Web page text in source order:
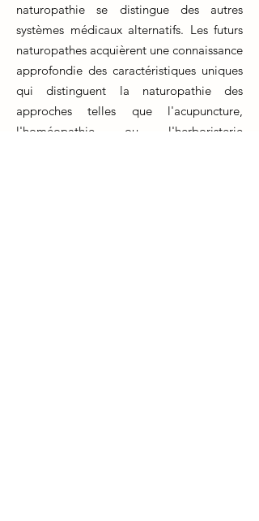
naturopathie se distingue des autres
systèmes médicaux alternatifs. Les futurs
naturopathes acquièrent une connaissance
approfondie des caractéristiques uniques
qui distinguent la naturopathie des
approches telles que l'acupuncture,
l'homéopathie ou l'herboristerie